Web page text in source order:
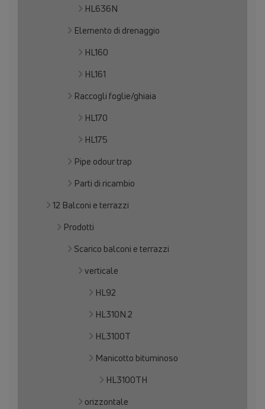
HL636N
Elemento di drenaggio
HL160
HL161
Raccogli foglie/ghiaia
HL170
HL175
Pipe odour trap
Parti di ricambio
12 Balconi e terrazzi
Prodotti
Scarico balconi e terrazzi
verticale
HL92
HL310N.2
HL3100T
Manicotto bituminoso
HL3100TH
orizzontale